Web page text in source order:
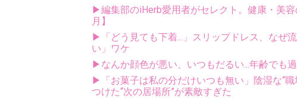
▶編集部のiHerb愛用者がセレクト。健康・美
月】
▶「どう見ても下着...」スリップドレス、なぜ
い」ワケ
▶なんか顔色が悪い、いつもだるい...年齢でも
▶「お菓子は私の分だけいつも無い」陰湿な“
つけた“次の居場所”が素敵すぎた